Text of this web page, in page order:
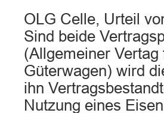
OLG Celle, Urteil
Sind beide
(Allgemeiner
Güterwagen) wird
ihn
Nutzung eines